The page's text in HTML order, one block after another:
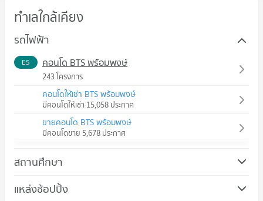
ทำเลใกล้เคียง
รถไฟฟ้า
E5 คอนโด BTS พร้อมพงษ์
243 โครงการ
คอนโดให้เช่า BTS พร้อมพงษ์
มีคอนโดให้เช่า 15,058 ประกาศ
ขายคอนโด BTS พร้อมพงษ์
มีคอนโดขาย 5,678 ประกาศ
สถานศึกษา
แหล่งช้อปปิ้ง